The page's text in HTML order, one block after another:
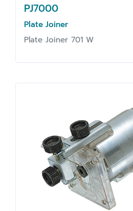
PJ7000
Plate Joiner
Plate Joiner 701 W